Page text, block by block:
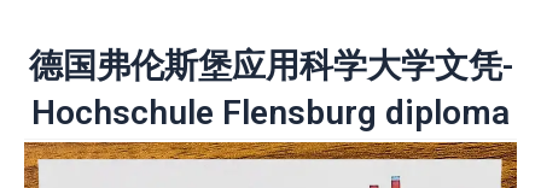
德国弗伦斯堡应用科学大学文凭-
Hochschule Flensburg diploma